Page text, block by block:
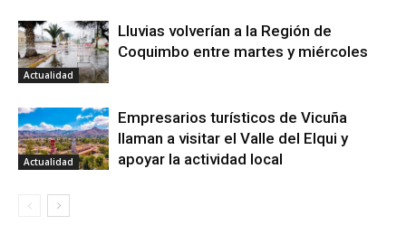
Actualidad
Lluvias volverían a la Región de
Coquimbo entre martes y miércoles
Actualidad
Empresarios turísticos de Vicuña
llaman a visitar el Valle del Elqui y
apoyar la actividad local